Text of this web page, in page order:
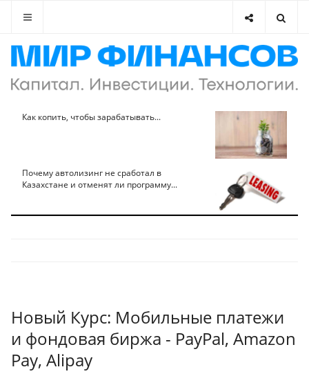
Как копить, чтобы зарабатывать...
Почему автолизинг не сработал в
Казахстане и отменят ли программу...
Новый Курс: Мобильные платежи
и фондовая биржа - PayPal, Amazon
Pay, Alipay